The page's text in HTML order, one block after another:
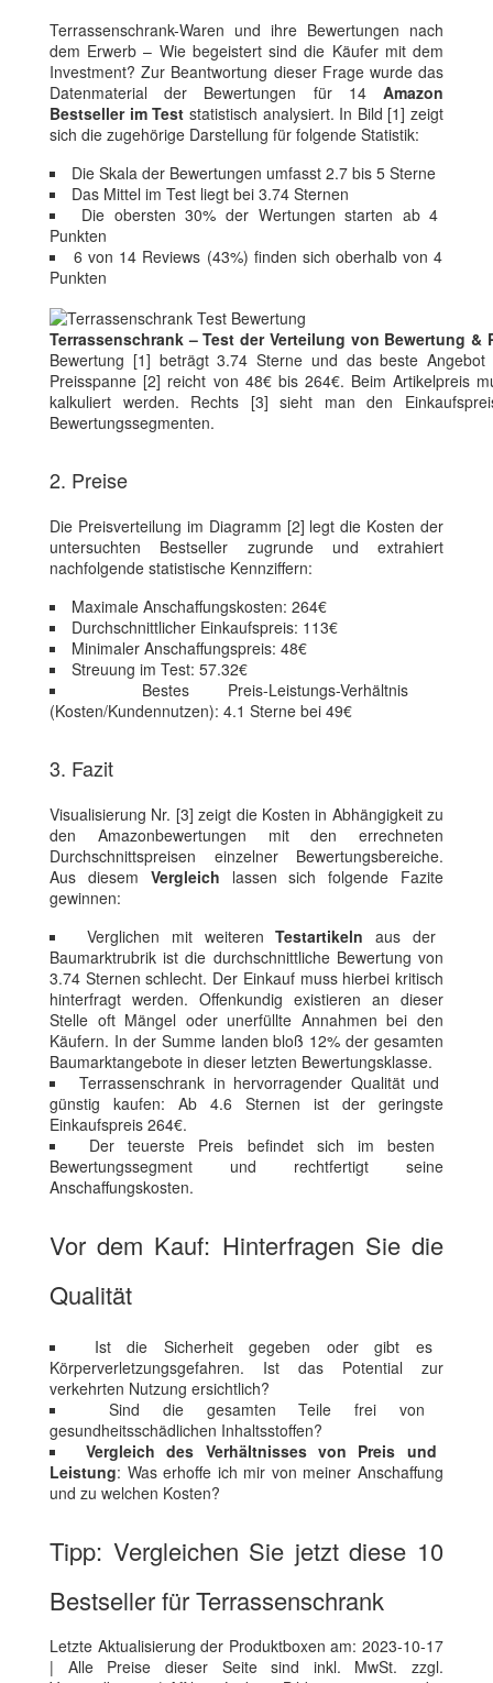
Terrassenschrank-Waren und ihre Bewertungen nach
dem Erwerb – Wie begeistert sind die Käufer mit dem
Investment? Zur Beantwortung dieser Frage wurde das
Datenmaterial der Bewertungen für 14 Amazon
Bestseller im Test statistisch analysiert. In Bild [1] zeigt
sich die zugehörige Darstellung für folgende Statistik:
Die Skala der Bewertungen umfasst 2.7 bis 5 Sterne
Das Mittel im Test liegt bei 3.74 Sternen
Die obersten 30% der Wertungen starten ab 4
Punkten
6 von 14 Reviews (43%) finden sich oberhalb von 4
Punkten
Terrassenschrank – Test der Verteilung von Bewertung &
Bewertung [1] beträgt 3.74 Sterne und das beste
Preisspanne [2] reicht von 48€ bis 264€. Beim Artikelpreis
kalkuliert werden. Rechts [3] sieht man den
Bewertungssegmenten.
2. Preise
Die Preisverteilung im Diagramm [2] legt die Kosten der
untersuchten Bestseller zugrunde und extrahiert
nachfolgende statistische Kennziffern:
Maximale Anschaffungskosten: 264€
Durchschnittlicher Einkaufspreis: 113€
Minimaler Anschaffungspreis: 48€
Streuung im Test: 57.32€
Bestes Preis-Leistungs-Verhältnis
(Kosten/Kundennutzen): 4.1 Sterne bei 49€
3. Fazit
Visualisierung Nr. [3] zeigt die Kosten in Abhängigkeit zu
den Amazonbewertungen mit den errechneten
Durchschnittspreisen einzelner Bewertungsbereiche.
Aus diesem Vergleich lassen sich folgende Fazite
gewinnen:
Verglichen mit weiterenTestartikeln aus der
Baumarktrubrik ist die durchschnittliche Bewertung von
3.74 Sternen schlecht. Der Einkauf muss hierbei kritisch
hinterfragt werden. Offenkundig existieren an dieser
Stelle oft Mängel oder unerfüllte Annahmen bei den
Käufern. In der Summe landen bloß 12% der gesamten
Baumarktangebote in dieser letzten Bewertungsklasse.
Terrassenschrank in hervorragender Qualität und
günstig kaufen: Ab 4.6 Sternen ist der geringste
Einkaufspreis 264€.
Der teuerste Preis befindet sich im besten
Bewertungssegment und rechtfertigt seine
Anschaffungskosten.
Vor dem Kauf: Hinterfragen Sie die
Qualität
Ist die Sicherheit gegeben oder gibt es
Körperverletzungsgefahren. Ist das Potential zur
verkehrten Nutzung ersichtlich?
Sind die gesamten Teile frei von
gesundheitsschädlichen Inhaltsstoffen?
Vergleich des Verhältnisses von Preis und
Leistung: Was erhoffe ich mir von meiner Anschaffung
und zu welchen Kosten?
Tipp: Vergleichen Sie jetzt diese 10
Bestseller für Terrassenschrank
Letzte Aktualisierung der Produktboxen am: 2023-10-17
| Alle Preise dieser Seite sind inkl. MwSt. zzgl.